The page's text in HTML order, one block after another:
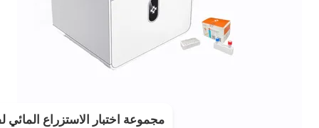
مجموعة اختبار الاستزراع المائي